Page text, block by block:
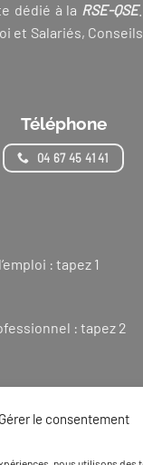
Gérer le consentement
dédié à la RSE-QSE
et Salariés,
Téléphone
04 67 45 41 41
: tapez 1
: tapez 2
3
une formation